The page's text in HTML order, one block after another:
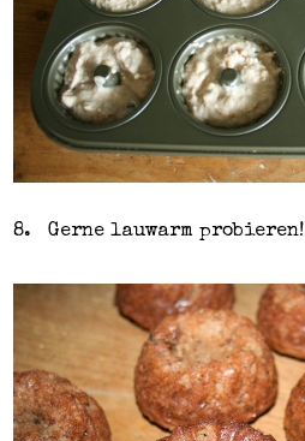
8. Gerne lauwarm probieren!